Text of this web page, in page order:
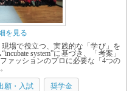
を見る
場で役立つ、実践的な「学び」を
system”に基づき、「考案」
ァッションのプロに必要な「4つの
願・入試 奨学金